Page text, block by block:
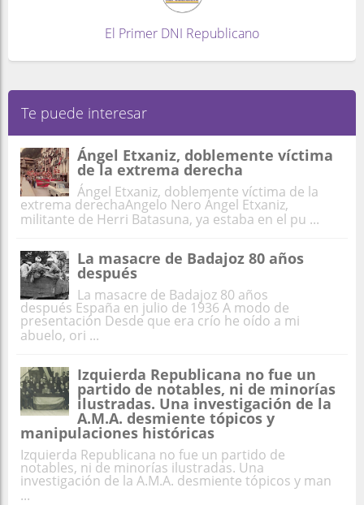
El Primer DNI Republicano
Te puede interesar
Ángel Etxaniz, doblemente víctima
de la extrema derecha
Ángel Etxaniz, doblemente víctima de la
extrema derechaAngelo Nero Ángel Etxaniz,
militante de Herri Batasuna, ya estaba en el pu ...
La masacre de Badajoz 80 años
después
La masacre de Badajoz 80 años
después España en julio de 1936 A modo de
presentación Desde que era crío he oído a mi
abuelo, ori ...
Izquierda Republicana no fue un
partido de notables, ni de minorías
ilustradas. Una investigación de la
A.M.A. desmiente tópicos y
manipulaciones históricas
Izquierda Republicana no fue un partido de
notables, ni de minorías ilustradas. Una
investigación de la A.M.A. desmiente tópicos y man
...